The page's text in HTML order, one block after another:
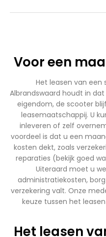
Voor een
Het leasen van een
Albrandswaard houdt in
eigendom, de scooter
leasemaatschappij. U
inleveren of zelf
voordeel is dat u een
kosten dekt, zoals
reparaties (bekijk goed
Uiteraard moet u
administratiekosten,
verzekering valt. Onze
keuze tussen het
Het leasen